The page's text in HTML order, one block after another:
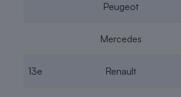
Peugeot
Mercedes
13e Renault